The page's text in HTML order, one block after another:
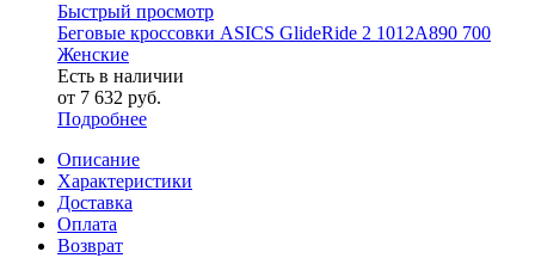
Быстрый просмотр
Беговые кроссовки ASICS GlideRide 2 1012A890 700
Женские
Есть в наличии
от 7 632 руб.
Подробнее
Описание
Характеристики
Доставка
Оплата
Возврат